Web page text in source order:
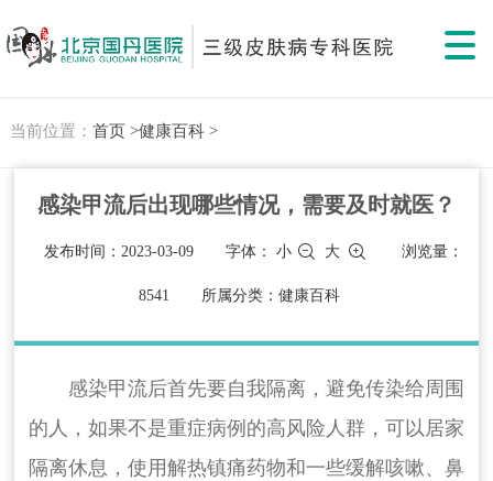
当前位置： 首页 >健康百科 >
感染甲流后出现哪些情况，需要及时就医？
发布时间：2023-03-09 字体：小 大 浏览量：
8541 所属分类：健康百科
感染甲流后首先要自我隔离，避免传染给周围
的人，如果不是重症病例的高风险人群，可以居家
隔离休息，使用解热镇痛药物和一些缓解咳嗽、鼻